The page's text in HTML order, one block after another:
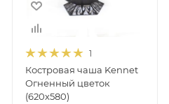
620
Материал
Сталь Ст3
Габариты В*Ш*Г мм
620x580x580
1
Костровая чаша Kennet
Огненный цветок
(620х580)